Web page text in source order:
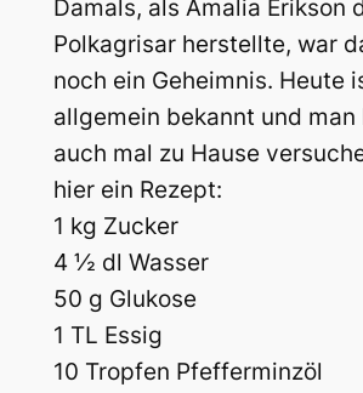
Damals, als Amalia Erikson
Polkagrisar herstellte, war
noch ein Geheimnis. Heute
allgemein bekannt und man
auch mal zu Hause
hier ein Rezept:
1 kg Zucker
4 ½ dl Wasser
50 g Glukose
1 TL Essig
10 Tropfen Pfefferminzöl